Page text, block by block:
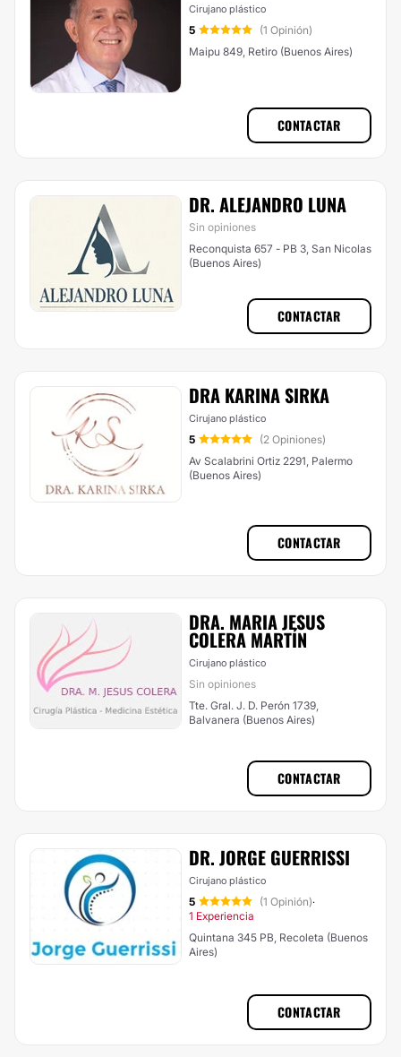
Cirujano plástico
5
(1 Opinión)
Maipu 849, Retiro (Buenos Aires)
CONTACTAR
DR. ALEJANDRO LUNA
Sin opiniones
Reconquista 657 - PB 3, San Nicolas
(Buenos Aires)
CONTACTAR
DRA KARINA SIRKA
Cirujano plástico
5
(2 Opiniones)
Av Scalabrini Ortiz 2291, Palermo
(Buenos Aires)
CONTACTAR
DRA. MARIA JESUS
COLERA MARTÍN
Cirujano plástico
Sin opiniones
Tte. Gral. J. D. Perón 1739,
Balvanera (Buenos Aires)
CONTACTAR
DR. JORGE GUERRISSI
Cirujano plástico
5 (1 Opinión)·
1 Experiencia
Quintana 345 PB, Recoleta (Buenos
Aires)
CONTACTAR